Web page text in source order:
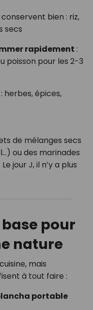
bien : riz,
secs
rapidement :
poisson pour les 2-3
herbes, épices,
de mélanges secs
ou des marinades
jour J, il n’y a plus
pour
nature
mais
à tout faire :
portable